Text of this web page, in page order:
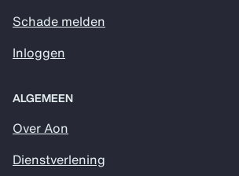
Schade melden
Inloggen
ALGEMEEN
Over Aon
Dienstverlening